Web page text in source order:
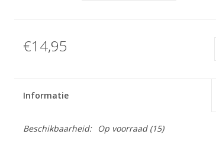
€14,95
Informatie
Beschikbaarheid: Op voorraad(15)